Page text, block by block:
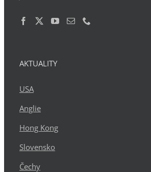
AKTUALITY
USA
Anglie
Hong Kong
Slovensko
Čechy